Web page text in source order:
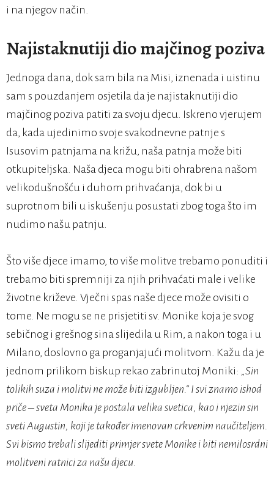
i na njegov način.
Najistaknutiji dio majčinog poziva
Jednoga dana, dok sam bila na Misi, iznenada i uistinu
sam s pouzdanjem osjetila da je najistaknutiji dio
majčinog poziva patiti za svoju djecu. Iskreno vjerujem
da, kada ujedinimo svoje svakodnevne patnje s
Isusovim patnjama na križu, naša patnja može biti
otkupiteljska. Naša djeca mogu biti ohrabrena našom
velikodušnošću i duhom prihvaćanja, dok bi u
suprotnom bili u iskušenju posustati zbog toga što im
nudimo našu patnju.
Što više djece imamo, to više molitve trebamo ponuditi i
trebamo biti spremniji za njih prihvaćati male i velike
životne križeve. Vječni spas naše djece može ovisiti o
tome. Ne mogu se ne prisjetiti sv. Monike koja je svog
sebičnog i grešnog sina slijedila u Rim, a nakon toga i u
Milano, doslovno ga proganjajući molitvom. Kažu da je
jednom prilikom biskup rekao zabrinutoj Moniki: „Sin
tolikih suza i molitvi ne može biti izgubljen.“ I svi znamo ishod
priče – sveta Monika je postala velika svetica, kao i njezin sin
sveti Augustin, koji je također imenovan crkvenim naučiteljem.
Svi bismo trebali slijediti primjer svete Monike i biti nemilosrdni
molitveni ratnici za našu djecu.